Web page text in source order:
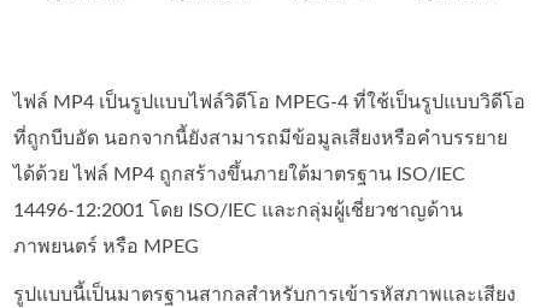
ไฟล์ MP4 เป็นรูปแบบไฟล์วิดีโอ MPEG-4 ที่ใช้เป็นรูปแบบวิดีโอ
ที่ถูกบีบอัด นอกจากนี้ยังสามารถมีข้อมูลเสียงหรือคำบรรยาย
ได้ด้วย ไฟล์ MP4 ถูกสร้างขึ้นภายใต้มาตรฐาน ISO/IEC
14496-12:2001 โดย ISO/IEC และกลุ่มผู้เชี่ยวชาญด้าน
ภาพยนตร์ หรือ MPEG
รูปแบบนี้เป็นมาตรฐานสากลสำหรับการเข้ารหัสภาพและเสียง